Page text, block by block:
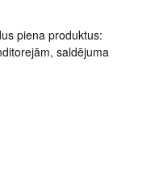
piena produktus:
saldējuma